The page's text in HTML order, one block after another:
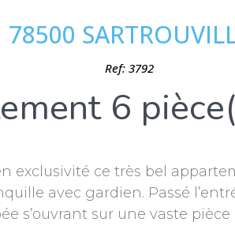
78500
Ref: 3792
6
exclusivité ce très bel
avec gardien. Passé
s’ouvrant sur une vaste